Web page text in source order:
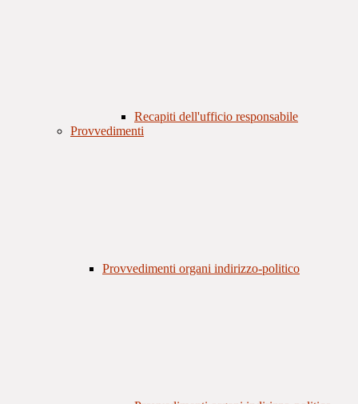
Recapiti dell'ufficio responsabile
Provvedimenti
Provvedimenti organi indirizzo-politico